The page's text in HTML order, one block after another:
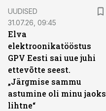
UUDISED
31.07.26, 09:45
Elva
elektroonikatööstus
GPV Eesti sai uue juhi
ettevõtte seest.
„Järgmise sammu
astumine oli minu jaoks
lihtne“